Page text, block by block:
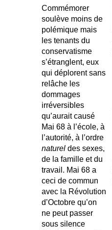
Commémorer
soulève moins de
polémique mais
les tenants du
conservatisme
s’étranglent, eux
qui déplorent sans
relâche les
dommages
irréversibles
qu’aurait causé
Mai 68 à l’école, à
l’autorité, à l’ordre
naturel des sexes,
de la famille et du
travail. Mai 68 a
ceci de commun
avec la Révolution
d’Octobre qu’on
ne peut passer
sous silence